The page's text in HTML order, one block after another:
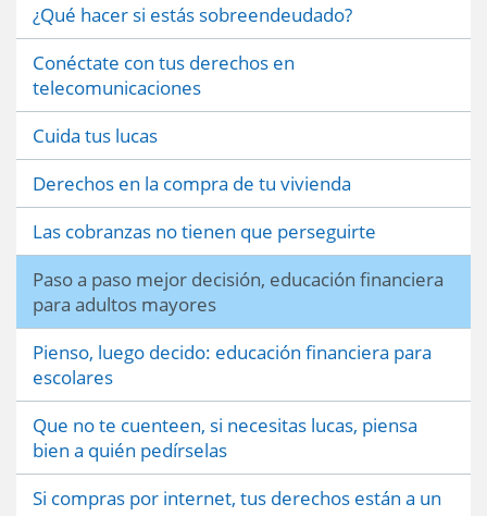
¿Qué hacer si estás sobreendeudado?
Conéctate con tus derechos en
telecomunicaciones
Cuida tus lucas
Derechos en la compra de tu vivienda
Las cobranzas no tienen que perseguirte
Paso a paso mejor decisión, educación financiera
para adultos mayores
Pienso, luego decido: educación financiera para
escolares
Que no te cuenteen, si necesitas lucas, piensa
bien a quién pedírselas
Si compras por internet, tus derechos están a un